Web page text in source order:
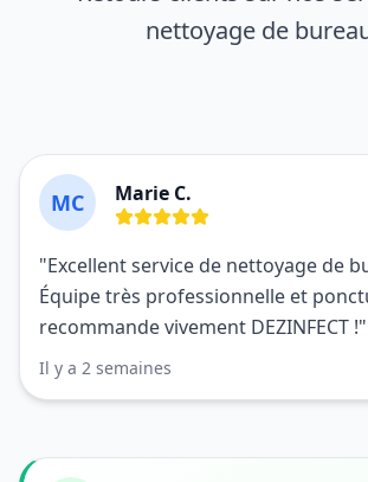
nettoyage de
MC Marie C.
"Excellent service de nettoyage de
Équipe très professionnelle et
recommande vivement DEZINFECT !"
Il y a 2 semaines